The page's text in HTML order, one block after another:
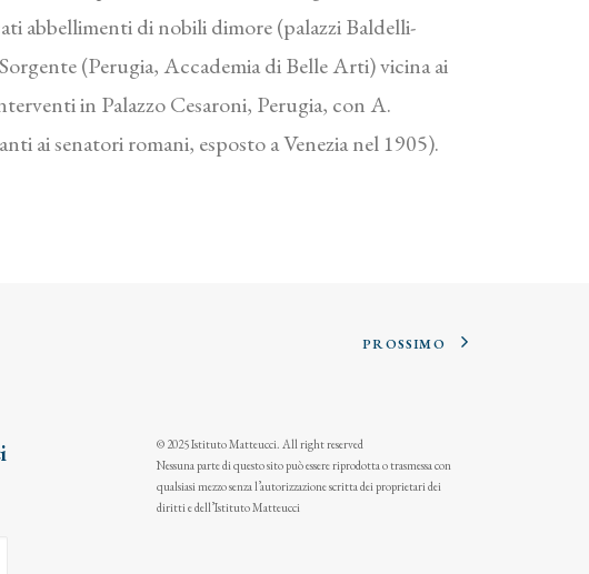
abbellimenti di nobili dimore (palazzi Baldelli-
(Perugia, Accademia di Belle Arti) vicina ai
in Palazzo Cesaroni, Perugia, con A.
ai senatori romani, esposto a Venezia nel 1905).
PROSSIMO
© 2025 Istituto Matteucci. All right reserved
Nessuna parte di questo sito può essere riprodotta o trasmessa con
qualsiasi mezzo senza l’autorizzazione scritta dei proprietari dei
diritti e dell’Istituto Matteucci